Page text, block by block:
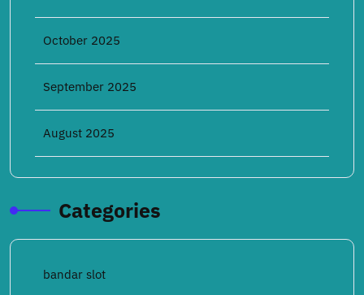
October 2025
September 2025
August 2025
Categories
bandar slot